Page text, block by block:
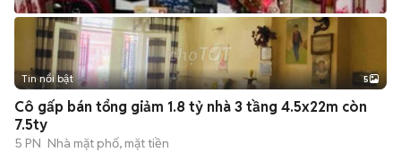
Tin nổi bật 5
Cô gấp bán tổng giảm 1.8 tỷ nhà 3 tầng 4.5x22m còn
7.5ty
5 PN Nhà mặt phố, mặt tiền